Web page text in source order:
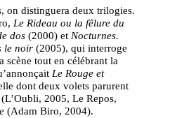
on distinguera deux trilogies.
Le Rideau ou la fêlure du
dos(2000) et Nocturnes.
le noir (2005), qui interroge
scène tout en célébrant la
Le Rouge et
dont deux volets parurent
2005, Le Repos,
(Adam Biro, 2004).